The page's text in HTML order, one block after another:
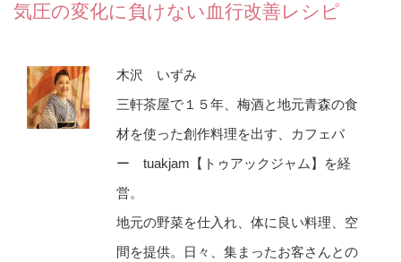
気圧の変化に負けない血行改善レシピ
木沢 いずみ
三軒茶屋で１５年、梅酒と地元青森の食
材を使った創作料理を出す、カフェバ
ー tuakjam【トゥアックジャム】を経
営。
地元の野菜を仕入れ、体に良い料理、空
間を提供。日々、集まったお客さんとの